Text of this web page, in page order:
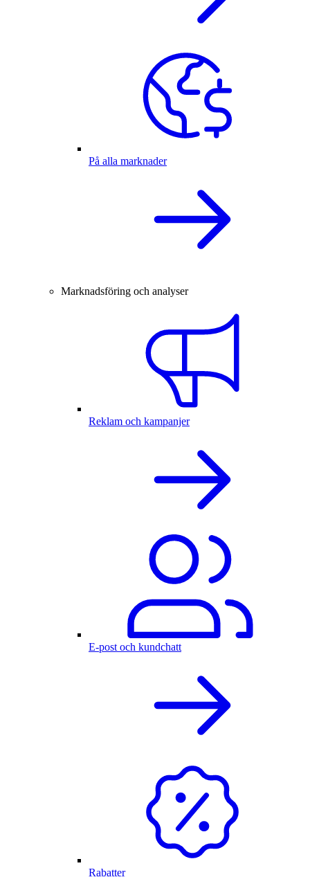
På alla marknader
Marknadsföring och analyser
Reklam och kampanjer
E-post och kundchatt
Rabatter